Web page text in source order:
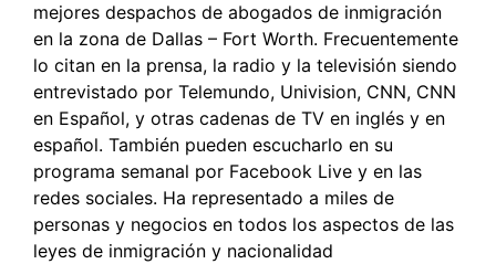
mejores despachos de abogados de inmigración
en la zona de Dallas – Fort Worth. Frecuentemente
lo citan en la prensa, la radio y la televisión siendo
entrevistado por Telemundo, Univision, CNN, CNN
en Español, y otras cadenas de TV en inglés y en
español. También pueden escucharlo en su
programa semanal por Facebook Live y en las
redes sociales. Ha representado a miles de
personas y negocios en todos los aspectos de las
leyes de inmigración y nacionalidad